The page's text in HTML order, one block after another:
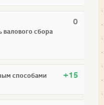
0
валового сбора
+15
способами